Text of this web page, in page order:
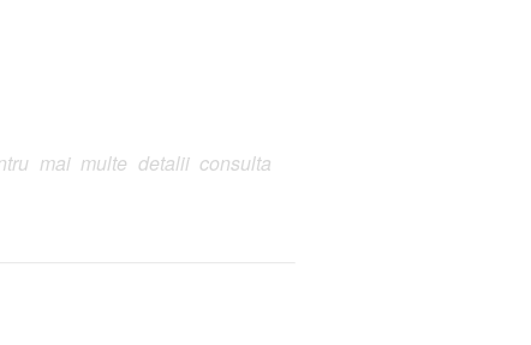
mai multe detalii consulta